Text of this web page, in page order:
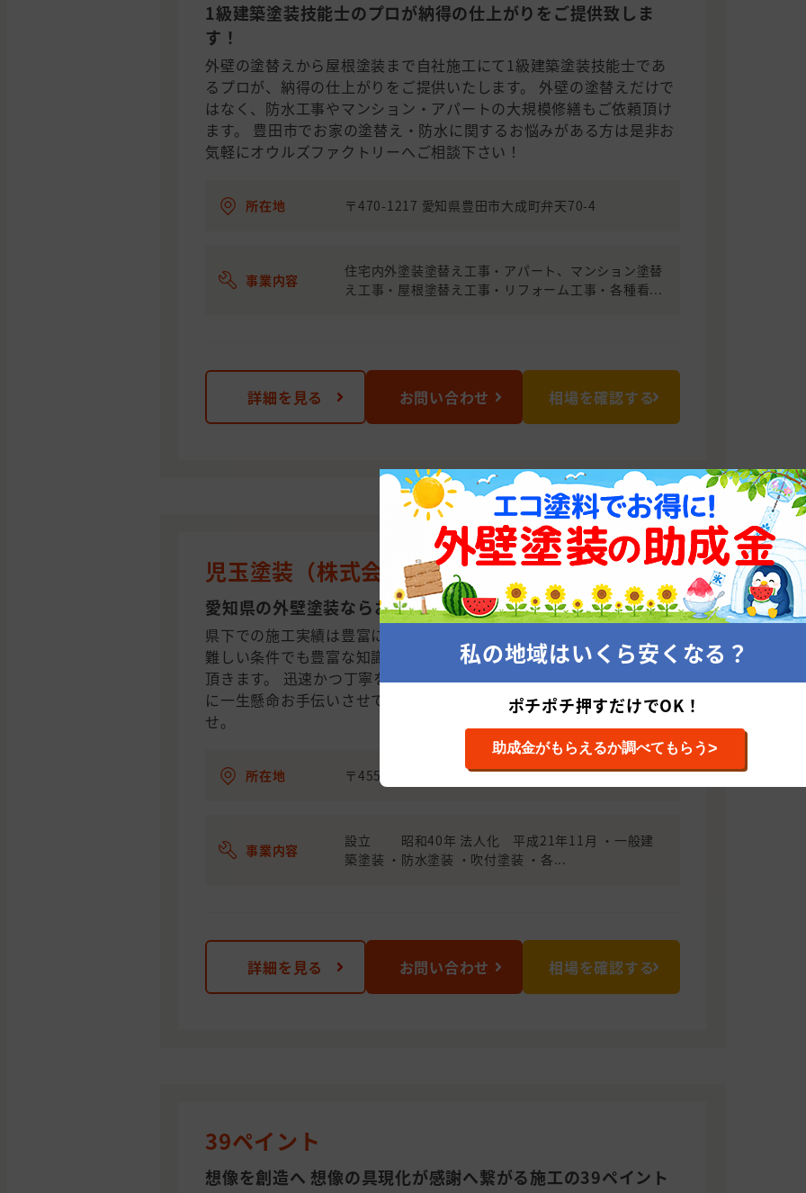
1級建築塗装技能士のプロが納得の仕上がりをご提供致しま
す！
外壁の塗替えから屋根塗装まで自社施工にて1級建築塗装技能士であ
るプロが、納得の仕上がりをご提供いたします。 外壁の塗替えだけで
はなく、防水工事やマンション・アパートの大規模修繕もご依頼頂け
ます。 豊田市でお家の塗替え・防水に関するお悩みがある方は是非お
気軽にオウルズファクトリーへご相談下さい！
所在地 〒470-1217 愛知県豊田市大成町弁天70-4
事業内容
住宅内外塗装塗替え工事・アパート、マンション塗替
え工事・屋根塗替え工事・リフォーム工事・各種看...
詳細を見る お問い合わせ 相場を確認する
児玉塗装（株式会社 ゼロプラス）
愛知県の外壁塗装ならお任せ下さい!!
県下での施工実績は豊富に御座いますので地域特性もバッチリです。
難しい条件でも豊富な知識からじっくりと安心の最善策を提案させて
頂きます。 迅速かつ丁寧をモットーに、お客様に心からご満足頂く為
に一生懸命お手伝いさせて頂きます。是非、お気軽にご相談下さいま
せ。
所在地 〒455-0883 愛知県名古屋市中川区供米田2丁目103番
事業内容
設立 昭和40年 法人化 平成21年11月 ・一般建
築塗装 ・防水塗装 ・吹付塗装 ・各...
詳細を見る お問い合わせ 相場を確認する
39ペイント
想像を創造へ 想像の具現化が感謝へ繋がる施工の39ペイント
私の地域はいくら安くなる？
ポチポチ押すだけでOK！
助成金がもらえるか調べてもらう>